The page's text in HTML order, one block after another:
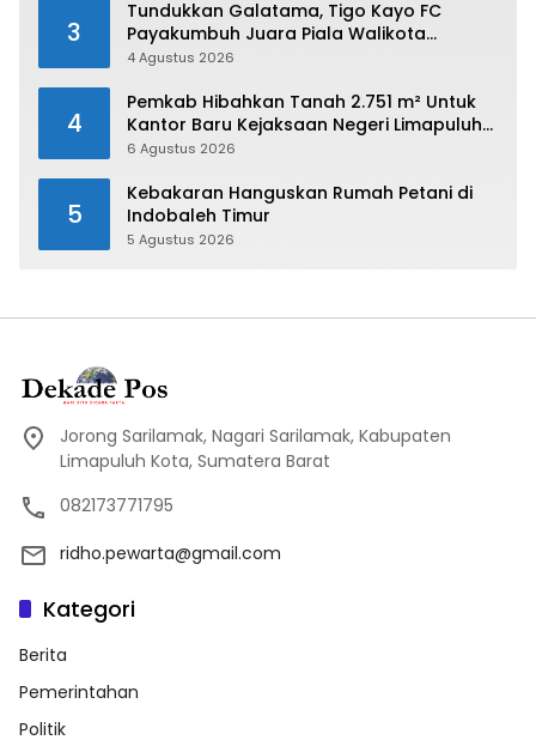
3
Tundukkan Galatama, Tigo Kayo FC
Payakumbuh Juara Piala Walikota
Payakumbuh 2026
4 Agustus 2026
4
Pemkab Hibahkan Tanah 2.751 m² Untuk
Kantor Baru Kejaksaan Negeri Limapuluh
Kota
6 Agustus 2026
5
Kebakaran Hanguskan Rumah Petani di
Indobaleh Timur
5 Agustus 2026
Jorong Sarilamak, Nagari Sarilamak, Kabupaten
Limapuluh Kota, Sumatera Barat
082173771795
ridho.pewarta@gmail.com
Kategori
Berita
Pemerintahan
Politik